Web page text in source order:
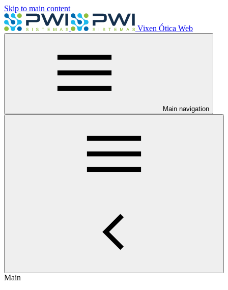
Skip to main content
Vixen Ótica Web
Main navigation
Main